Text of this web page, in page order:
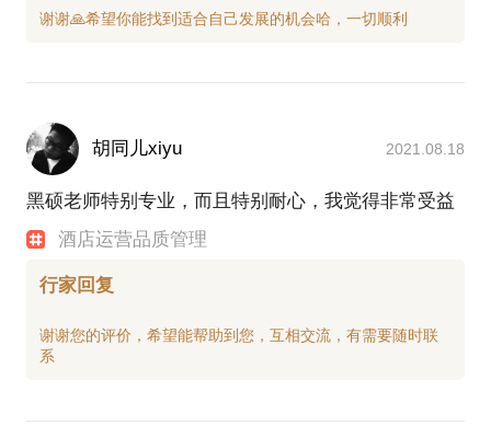
胡同儿xiyu 2021.08.18
黑硕老师特别专业，而且特别耐心，我觉得非常受益
酒店运营品质管理
行家回复
谢谢您的评价，希望能帮助到您，互相交流，有需要随时联